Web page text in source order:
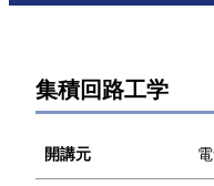
集積回路工学
開講元